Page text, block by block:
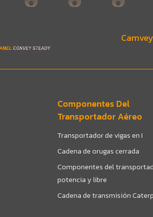
Componentes Del
Transportador Aéreo
Transportador de vigas en I
Cadena de orugas cerrada
Componentes del
potencia y libre
Cadena de transmisión